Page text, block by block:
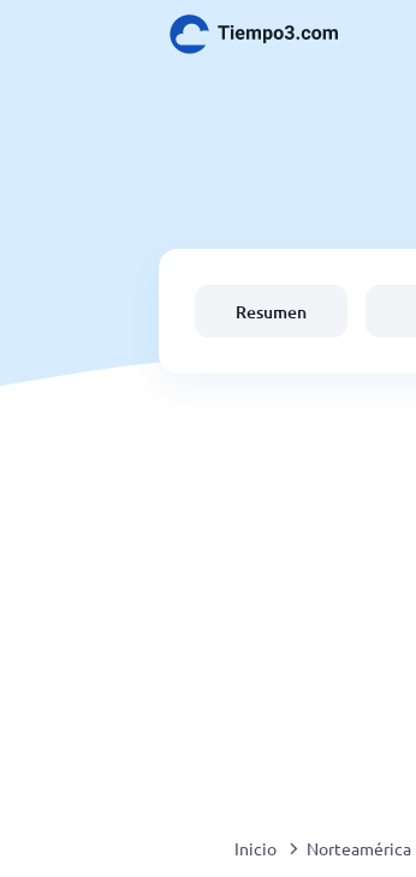
Resumen
Inicio Norteamérica